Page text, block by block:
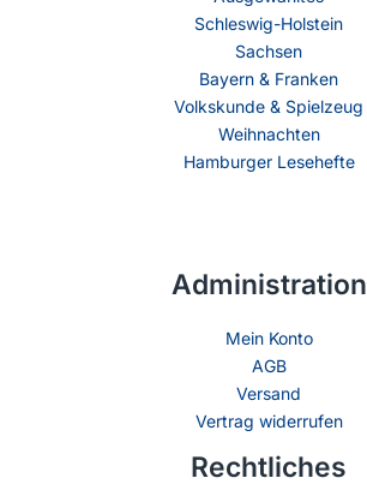
Schleswig-Holstein
Sachsen
Bayern & Franken
Volkskunde & Spielzeug
Weihnachten
Hamburger Lesehefte
Administration
Mein Konto
AGB
Versand
Vertrag widerrufen
Rechtliches